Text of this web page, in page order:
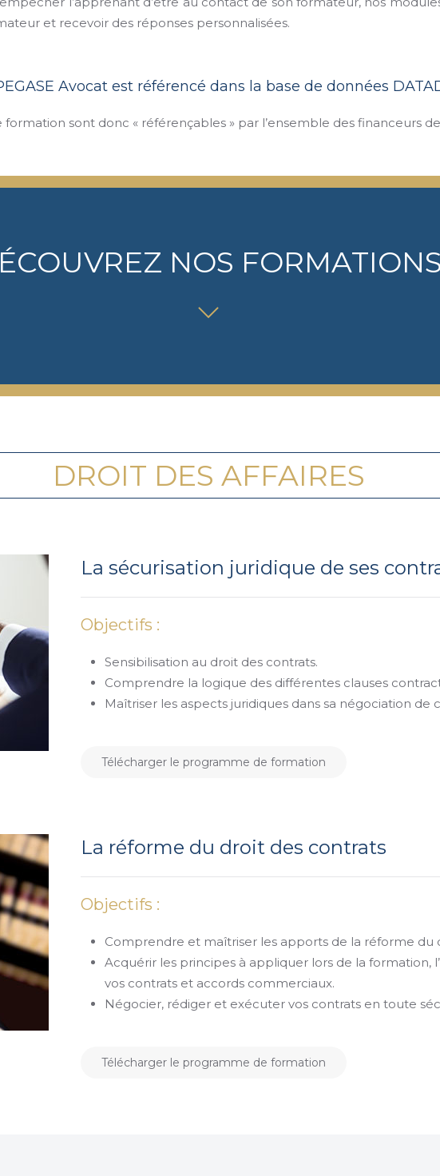
et recevoir des réponses personnalisées.
Avocat est référencé dans la base de données
formation sont donc « référençables » par l’ensemble des financeurs
NOS FORMATIONS
DROIT DES AFFAIRES
La sécurisation juridique de ses
Objectifs :
Sensibilisation au droit des contrats.
Comprendre la logique des différentes clauses
Maîtriser les aspects juridiques dans sa négociation de
Télécharger le programme de formation
La réforme du droit des contrats
Objectifs :
Comprendre et maîtriser les apports de la réforme du
Acquérir les principes à appliquer lors de la formation,
vos contrats et accords commerciaux.
Négocier, rédiger et exécuter vos contrats en toute
Télécharger le programme de formation